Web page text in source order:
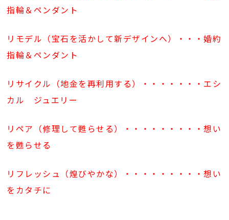
指輪＆ペンダント
リモデル（宝石を活かして新デザインへ）・・・婚約
指輪＆ペンダント
リサイクル（地金を再利用する）・・・・・・・エシ
カル ジュエリー
リペア（修理して甦らせる）・・・・・・・・・想い
を甦らせる
リフレッシュ（煌びやかな）・・・・・・・・・想い
をカタチに